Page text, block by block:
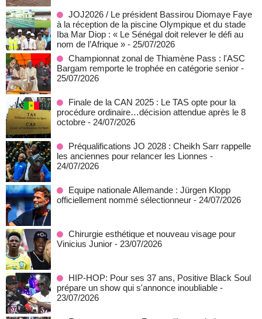
JOJ2026 / Le président Bassirou Diomaye Faye
à la réception de la piscine Olympique et du stade
Iba Mar Diop : « Le Sénégal doit relever le défi au
nom de l’Afrique » - 25/07/2026
Championnat zonal de Thiamène Pass : l'ASC
Bargam remporte le trophée en catégorie senior -
25/07/2026
Finale de la CAN 2025 : Le TAS opte pour la
procédure ordinaire…décision attendue après le 8
octobre - 24/07/2026
Préqualifications JO 2028 : Cheikh Sarr rappelle
les anciennes pour relancer les Lionnes -
24/07/2026
Equipe nationale Allemande : Jürgen Klopp
officiellement nommé sélectionneur - 24/07/2026
Chirurgie esthétique et nouveau visage pour
Vinicius Junior - 23/07/2026
HIP-HOP: Pour ses 37 ans, Positive Black Soul
prépare un show qui s'annonce inoubliable -
23/07/2026